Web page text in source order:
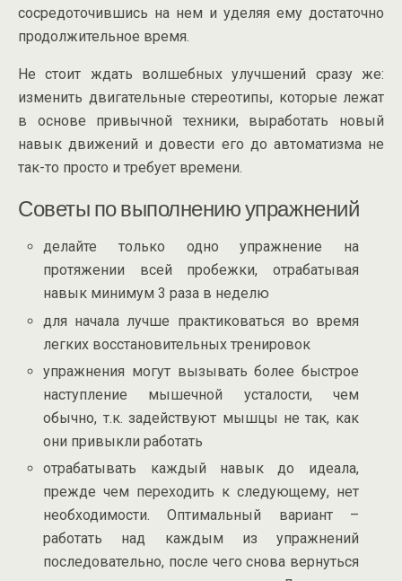
сосредоточившись на нем и уделяя ему достаточно
продолжительное время.
Не стоит ждать волшебных улучшений сразу же:
изменить двигательные стереотипы, которые лежат
в основе привычной техники, выработать новый
навык движений и довести его до автоматизма не
так-то просто и требует времени.
Советы по выполнению упражнений
делайте только одно упражнение на
протяжении всей пробежки, отрабатывая
навык минимум 3 раза в неделю
для начала лучше практиковаться во время
легких восстановительных тренировок
упражнения могут вызывать более быстрое
наступление мышечной усталости, чем
обычно, т.к. задействуют мышцы не так, как
они привыкли работать
отрабатывать каждый навык до идеала,
прежде чем переходить к следующему, нет
необходимости. Оптимальный вариант –
работать над каждым из упражнений
последовательно, после чего снова вернуться